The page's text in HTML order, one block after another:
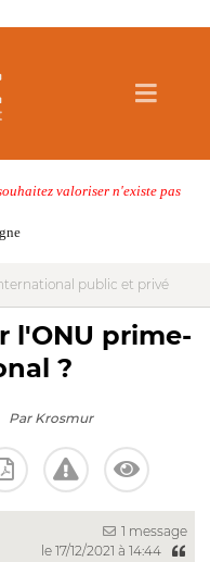
valoriser n'existe pas
public et privé
l'ONU prime-
?
Par Krosmur
1 message
le 17/12/2021 à 14:44